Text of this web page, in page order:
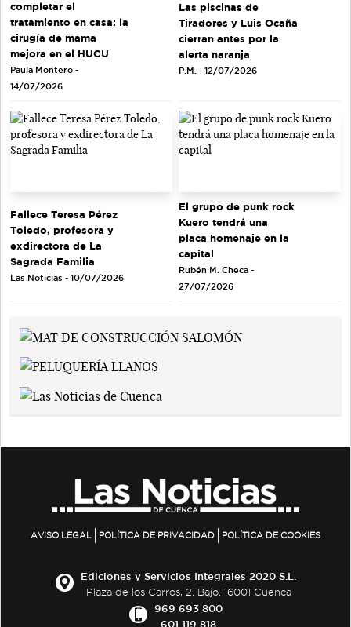
completar el
tratamiento en casa: la
cirugía de mama
mejora en el HUCU
Paula Montero -
14/07/2026
Las piscinas de
Tiradores y Luis Ocaña
cierran antes por la
alerta naranja
P.M. - 12/07/2026
Fallece Teresa Pérez
Toledo, profesora y
exdirectora de La
Sagrada Familia
Las Noticias - 10/07/2026
El grupo de punk rock
Kuero tendrá una
placa homenaje en la
capital
Rubén M. Checa -
27/07/2026
AVISO LEGAL POLÍTICA DE PRIVACIDAD POLÍTICA DE COOKIES
Ediciones y Servicios Integrales 2020 S.L.
Plaza de los Carros, 2. Bajo. 16001 Cuenca
969 693 800
601 119 818